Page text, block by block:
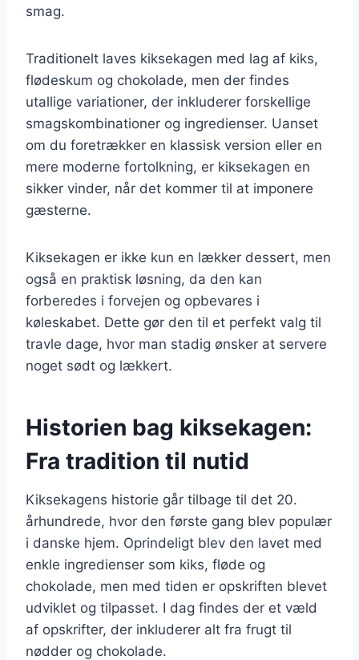
smag.
Traditionelt laves kiksekagen med lag af kiks,
flødeskum og chokolade, men der findes
utallige variationer, der inkluderer forskellige
smagskombinationer og ingredienser. Uanset
om du foretrækker en klassisk version eller en
mere moderne fortolkning, er kiksekagen en
sikker vinder, når det kommer til at imponere
gæsterne.
Kiksekagen er ikke kun en lækker dessert, men
også en praktisk løsning, da den kan
forberedes i forvejen og opbevares i
køleskabet. Dette gør den til et perfekt valg til
travle dage, hvor man stadig ønsker at servere
noget sødt og lækkert.
Historien bag kiksekagen:
Fra tradition til nutid
Kiksekagens historie går tilbage til det 20.
århundrede, hvor den første gang blev populær
i danske hjem. Oprindeligt blev den lavet med
enkle ingredienser som kiks, fløde og
chokolade, men med tiden er opskriften blevet
udviklet og tilpasset. I dag findes der et væld
af opskrifter, der inkluderer alt fra frugt til
nødder og chokolade.